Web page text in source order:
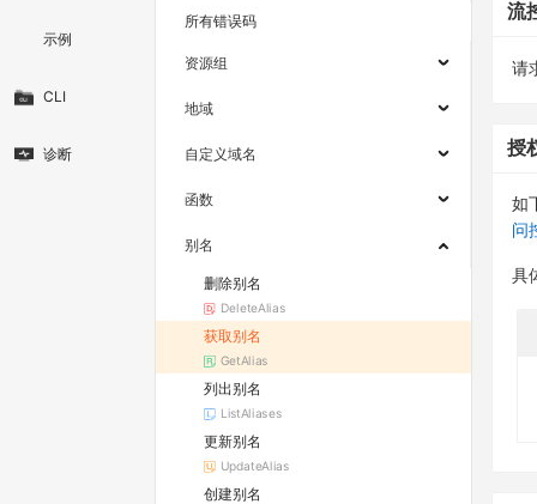
示例
CLI
诊断
所有错误码
资源组
地域
自定义域名
函数
别名
删除别名
DeleteAlias
获取别名
GetAlias
列出别名
ListAliases
更新别名
UpdateAlias
创建别名
流
请
授
如
问
具